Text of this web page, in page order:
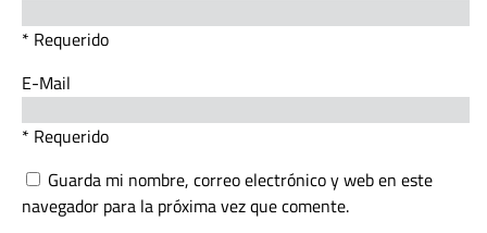
* Requerido
E-Mail
* Requerido
Guarda mi nombre, correo electrónico y web en este
navegador para la próxima vez que comente.